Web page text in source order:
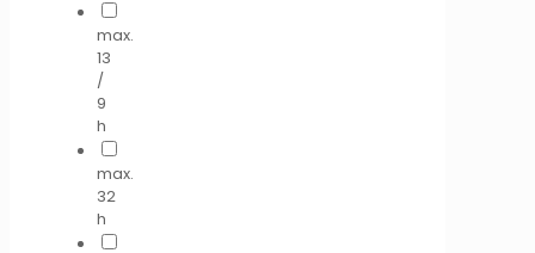
max.
13
/
9
h
max.
32
h